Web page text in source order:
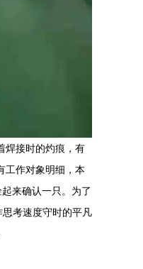
焊接时的灼痕，有
工作对象明细，本
来确认一只。为了
考速度守时的平凡